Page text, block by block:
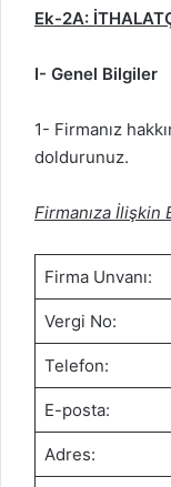
Ek-2A:
I- Genel Bilgiler
1- Firmanız
doldurunuz.
Firmanıza İlişkin
Firma Unvanı:
Vergi No:
Telefon:
E-posta:
Adres: